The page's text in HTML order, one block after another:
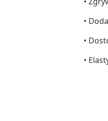
•
•
•